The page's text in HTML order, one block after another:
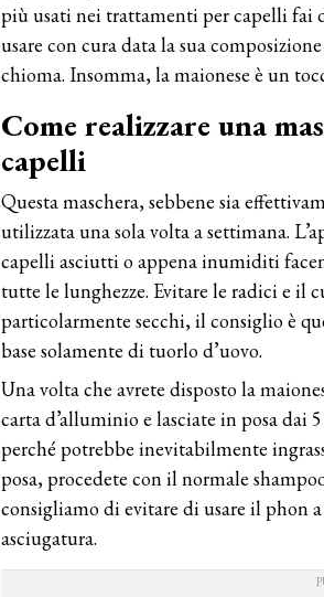
più usati nei trattamenti per capelli fai
usare con cura data la sua
chioma. Insomma, la maionese è un
Come realizzare una
capelli
Questa maschera, sebbene sia
utilizzata una sola volta a settimana.
capelli asciutti o appena inumiditi
tutte le lunghezze. Evitare le radici e il
particolarmente secchi, il consiglio è
base solamente di tuorlo d’uovo.
Una volta che avrete disposto la
carta d’alluminio e lasciate in posa
perché potrebbe inevitabilmente
posa, procedete con il normale
consigliamo di evitare di usare il phon
asciugatura.